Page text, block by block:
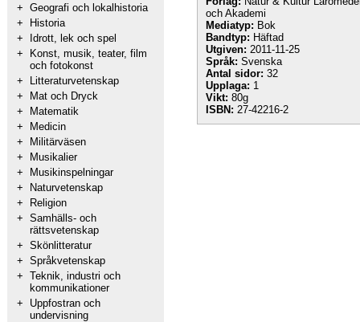
+ Geografi och lokalhistoria
+
Historia
+
Idrott, lek och spel
+
Konst, musik, teater, film
och fotokonst
+
Litteraturvetenskap
+
Mat och Dryck
+
Matematik
+
Medicin
+
Militärväsen
+
Musikalier
+
Musikinspelningar
+
Naturvetenskap
+
Religion
+ Samhälls- och
rättsvetenskap
+ Skönlitteratur
+ Språkvetenskap
+ Teknik, industri och
kommunikationer
+
Uppfostran och
undervisning
och Akademi
Mediatyp: Bok
Bandtyp: Häftad
Utgiven: 2011-11-25
Språk: Svenska
Antal sidor: 32
Upplaga: 1
Vikt: 80g
ISBN: 27-42216-2